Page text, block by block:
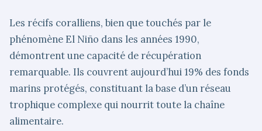
Les récifs coralliens, bien que touchés par le
phénomène El Niño dans les années 1990,
démontrent une capacité de récupération
remarquable. Ils couvrent aujourd’hui 19% des fonds
marins protégés, constituant la base d’un réseau
trophique complexe qui nourrit toute la chaîne
alimentaire.